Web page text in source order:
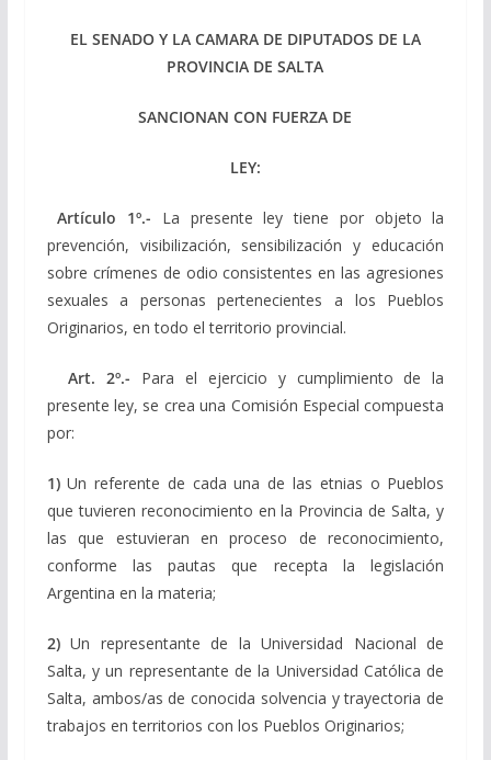
EL SENADO Y LA CAMARA DE DIPUTADOS DE LA
PROVINCIA DE SALTA
SANCIONAN CON FUERZA DE
LEY:
Artículo 1º.- La presente ley tiene por objeto la
prevención, visibilización, sensibilización y educación
sobre crímenes de odio consistentes en las agresiones
sexuales a personas pertenecientes a los Pueblos
Originarios, en todo el territorio provincial.
Art. 2º.- Para el ejercicio y cumplimiento de la
presente ley, se crea una Comisión Especial compuesta
por:
1)Un referente de cada una de las etnias o Pueblos
que tuvieren reconocimiento en la Provincia de Salta, y
las que estuvieran en proceso de reconocimiento,
conforme las pautas que recepta la legislación
Argentina en la materia;
2)Un representante de la Universidad Nacional de
Salta, y un representante de la Universidad Católica de
Salta, ambos/as de conocida solvencia y trayectoria de
trabajos en territorios con los Pueblos Originarios;